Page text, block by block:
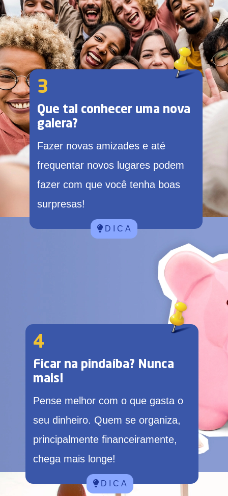
3
Que tal conhecer uma nova
galera?
Fazer novas amizades e até
frequentar novos lugares podem
fazer com que você tenha boas
surpresas!
D I C A
4
Ficar na pindaíba? Nunca
mais!
Pense melhor com o que gasta o
seu dinheiro. Quem se organiza,
principalmente financeiramente,
chega mais longe!
D I C A